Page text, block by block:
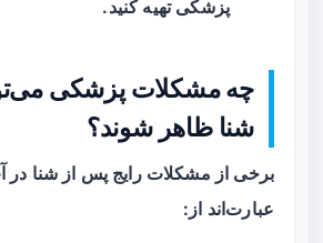
پزشکی تهیه کنید.
چه مشکلات پزشکی
شنا ظاهر شوند؟
برخی از مشکلات رایج پس از شنا
عبارت‌اند از: